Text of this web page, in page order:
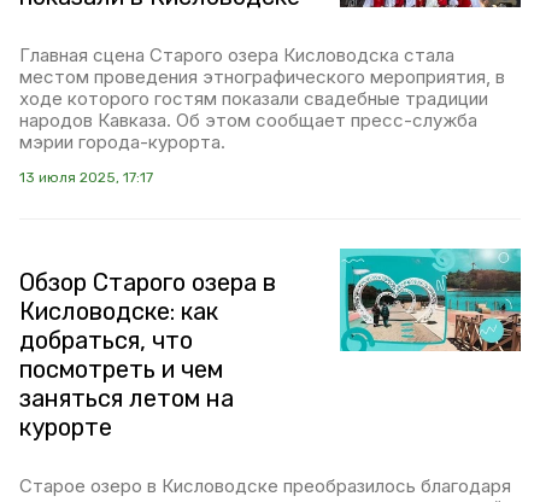
Главная сцена Старого озера Кисловодска стала
местом проведения этнографического мероприятия, в
ходе которого гостям показали свадебные традиции
народов Кавказа. Об этом сообщает пресс-служба
мэрии города-курорта.
13 июля 2025, 17:17
Обзор Старого озера в
Кисловодске: как
добраться, что
посмотреть и чем
заняться летом на
курорте
Старое озеро в Кисловодске преобразилось благодаря